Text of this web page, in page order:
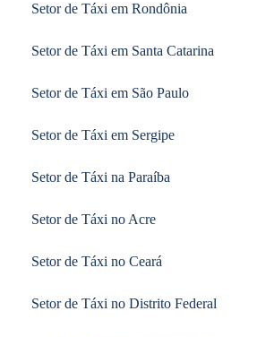
Setor de Táxi em Rondônia
Setor de Táxi em Santa Catarina
Setor de Táxi em São Paulo
Setor de Táxi em Sergipe
Setor de Táxi na Paraíba
Setor de Táxi no Acre
Setor de Táxi no Ceará
Setor de Táxi no Distrito Federal